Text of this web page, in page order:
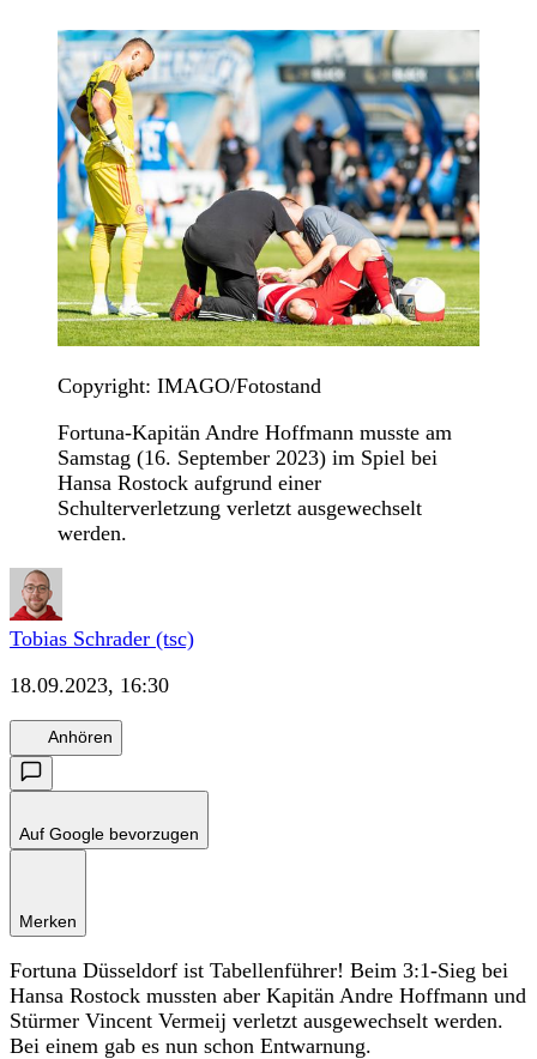
Copyright: IMAGO/Fotostand
Fortuna-Kapitän Andre Hoffmann musste am
Samstag (16. September 2023) im Spiel bei
Hansa Rostock aufgrund einer
Schulterverletzung verletzt ausgewechselt
werden.
Tobias Schrader (tsc)
18.09.2023, 16:30
Anhören
Auf Google bevorzugen
Merken
Fortuna Düsseldorf ist Tabellenführer! Beim 3:1-Sieg bei
Hansa Rostock mussten aber Kapitän Andre Hoffmann und
Stürmer Vincent Vermeij verletzt ausgewechselt werden.
Bei einem gab es nun schon Entwarnung.